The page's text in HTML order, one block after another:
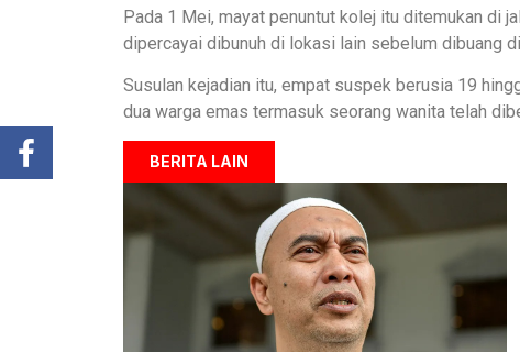
Pada 1 Mei, mayat penuntut kolej itu ditemukan di
dipercayai dibunuh di lokasi lain sebelum dibuang
Susulan kejadian itu, empat suspek berusia 19
dua warga emas termasuk seorang wanita telah
BERITA LAIN